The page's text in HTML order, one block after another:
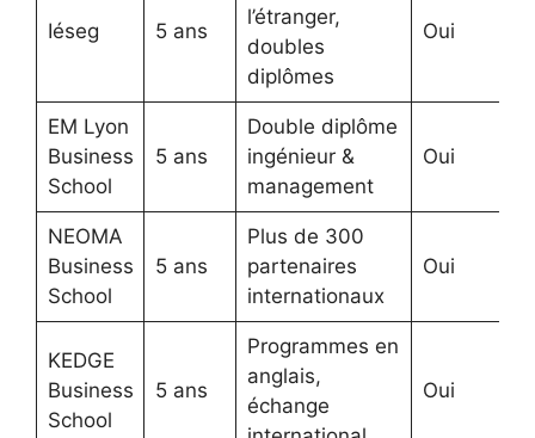
Iéseg 5 ans
l’étranger,
doubles
diplômes
Oui
EM Lyon
Business
School
5 ans
Double diplôme
ingénieur &
management
Oui
NEOMA
Business
School
5 ans
Plus de 300
partenaires
internationaux
Oui
KEDGE
Business
School
5 ans
Programmes en
anglais,
échange
Oui